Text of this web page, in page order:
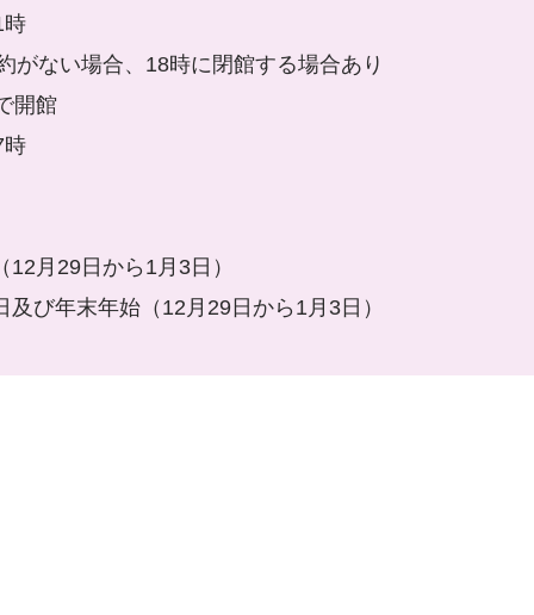
時
ない場合、18時に閉館する場合あり
開館
時
月29日から1月3日）
び年末年始（12月29日から1月3日）